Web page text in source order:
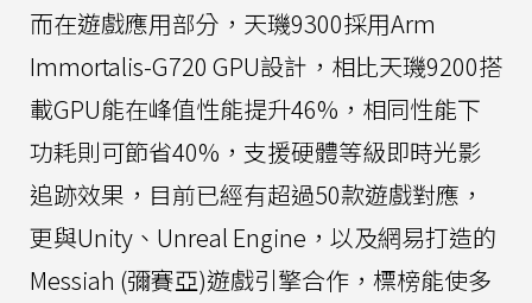
而在遊戲應用部分，天璣9300採用Arm
Immortalis-G720 GPU設計，相比天璣9200搭
載GPU能在峰值性能提升46%，相同性能下
功耗則可節省40%，支援硬體等級即時光影
追跡效果，目前已經有超過50款遊戲對應，
更與Unity、Unreal Engine，以及網易打造的
Messiah (彌賽亞)遊戲引擎合作，標榜能使多